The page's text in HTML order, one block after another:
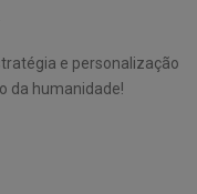
e personalização
da humanidade!